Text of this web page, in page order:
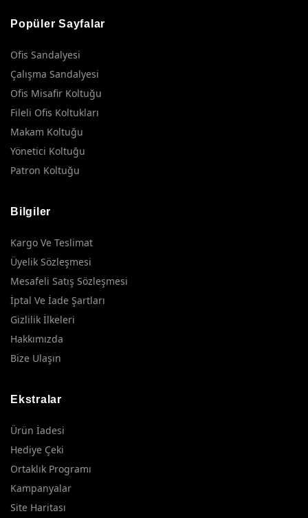
Popüler Sayfalar
Ofis Sandalyesi
Çalışma Sandalyesi
Ofis Misafir Koltuğu
Fileli Ofis Koltukları
Makam Koltuğu
Yönetici Koltuğu
Patron Koltuğu
Bilgiler
Kargo Ve Teslimat
Üyelik Sözleşmesi
Mesafeli Satış Sözleşmesi
İptal Ve İade Şartları
Gizlilik İlkeleri
Hakkımızda
Bize Ulaşın
Ekstralar
Ürün İadesi
Hediye Çeki
Ortaklık Programı
Kampanyalar
Site Haritası